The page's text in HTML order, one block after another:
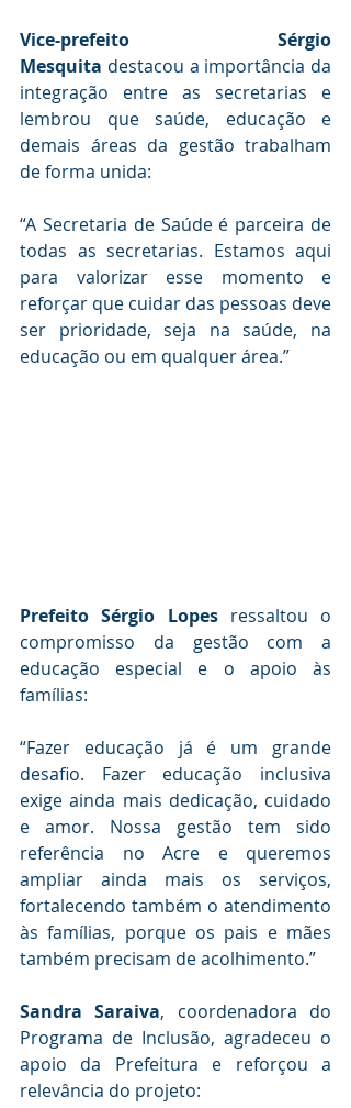
Vice-prefeito Sérgio
Mesquita destacou a importância da
integração entre as secretarias e
lembrou que saúde, educação e
demais áreas da gestão trabalham
de forma unida:
“A Secretaria de Saúde é parceira de
todas as secretarias. Estamos aqui
para valorizar esse momento e
reforçar que cuidar das pessoas deve
ser prioridade, seja na saúde, na
educação ou em qualquer área.”
Prefeito Sérgio Lopes ressaltou o
compromisso da gestão com a
educação especial e o apoio às
famílias:
“Fazer educação já é um grande
desafio. Fazer educação inclusiva
exige ainda mais dedicação, cuidado
e amor. Nossa gestão tem sido
referência no Acre e queremos
ampliar ainda mais os serviços,
fortalecendo também o atendimento
às famílias, porque os pais e mães
também precisam de acolhimento.”
Sandra Saraiva, coordenadora do
Programa de Inclusão, agradeceu o
apoio da Prefeitura e reforçou a
relevância do projeto: